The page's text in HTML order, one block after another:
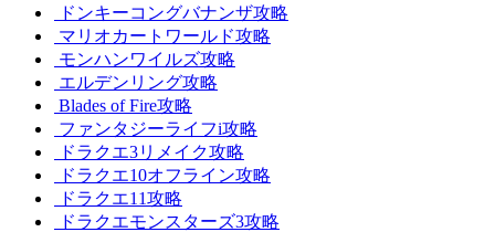
ドンキーコングバナンザ攻略
マリオカートワールド攻略
モンハンワイルズ攻略
エルデンリング攻略
Blades of Fire攻略
ファンタジーライフi攻略
ドラクエ3リメイク攻略
ドラクエ10オフライン攻略
ドラクエ11攻略
ドラクエモンスターズ3攻略